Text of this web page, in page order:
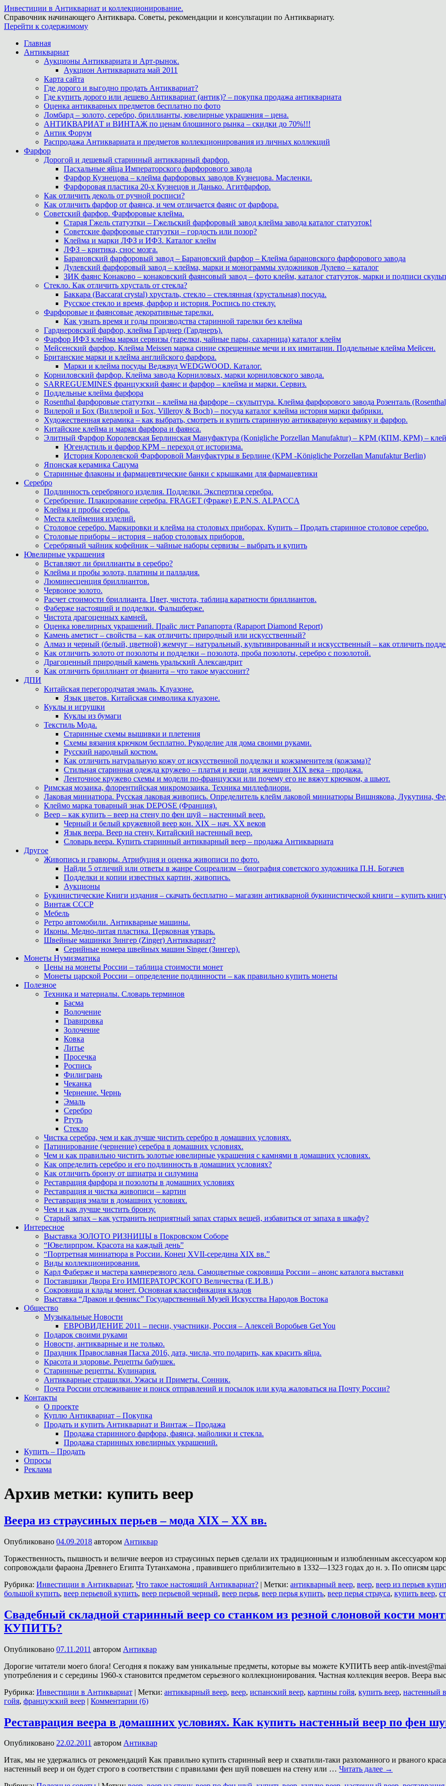
Инвестиции в Антиквариат и коллекционирование.
Справочник начинающего Антиквара. Советы, рекомендации и консультации по Антиквариату.
Перейти к содержимому
Главная
Антиквариат
Аукционы Антиквариата и Арт-рынок.
Аукцион Антиквариата май 2011
Карта сайта
Где дорого и выгодно продать Антиквариат?
Где купить дорого или дешево Антиквариат (антик)? – покупка продажа антиквариата
Оценка антикварных предметов бесплатно по фото
Ломбард – золото, серебро, бриллианты, ювелирные украшения – цена.
АНТИКВАРИАТ и ВИНТАЖ по ценам блошиного рынка – скидки до 70%!!!
Антик Форум
Распродажа Антиквариата и предметов коллекционирования из личных коллекций
Фарфор
Дорогой и дешевый старинный антикварный фарфор.
Пасхальные яйца Императорского фарфорового завода
Фарфор Кузнецова – клейма фарфоровых заводов Кузнецова. Масленки.
Фарфоровая пластика 20-х Кузнецов и Данько. Агитфарфор.
Как отличить деколь от ручной росписи?
Как отличить фарфор от фаянса, и чем отличается фаянс от фарфора.
Советский фарфор. Фарфоровые клейма.
Старая Гжель статуэтки – Гжельский фарфоровый завод клейма завода каталог статуэток!
Советские фарфоровые статуэтки – гордость или позор?
Клейма и марки ЛФЗ и ИФЗ. Каталог клейм
ЛФЗ – критика, снос мозга.
Барановский фарфоровый завод – Барановский фарфор – Клейма барановского фарфорового завода
Дулевский фарфоровый завод – клейма, марки и монограммы художников Дулево – каталог
ЗИК фаянс Конаково – конаковский фаянсовый завод – фото клейм, каталог статуэток, марки и подписи
Стекло. Как отличить хрусталь от стекла?
Баккара (Baccarat crystal) хрусталь, стекло – стеклянная (хрустальная) посуда.
Русское стекло и время, фарфор и история. Роспись по стеклу.
Фарфоровые и фаянсовые декоративные тарелки.
Как узнать время и годы производства старинной тарелки без клейма
Гарднеровский фарфор, клейма Гарднер (Гарднеръ).
Фарфор ИФЗ клейма марки сервизы (тарелки, чайные пары, сахарница) каталог клейм
Мейсенский фарфор. Клейма Meissen марка синие скрещенные мечи и их имитации. Поддельные клейма Мейсен.
Британские марки и клейма английского фарфора.
Марки и клейма посуды Веджвуд WEDGWOOD. Каталог.
Корниловский фарфор. Клейма завода Корниловых, марки корниловского завода.
SARREGUEMINES французский фаянс и фарфор – клейма и марки. Сервиз.
Поддельные клейма фарфора
Rosenthal фарфоровые статуэтки – клейма на фарфоре – скульптура. Клейма фарфорового завода Розенталь
Вилерой и Бох (Виллерой и Бох, Villeroy & Boch) – посуда каталог клейма история марки фабрики.
Художественная керамика – как выбрать, смотреть и купить старинную антикварную керамику и фарфор.
Китайские клейма и марки фарфора и фаянса.
Элитный Фарфор Королевская Берлинская Мануфактура (Konigliche Porzellan Manufaktur) – KPM (КПМ, КРМ) –
Югендстиль и фарфор KPM – переход от историзма.
История Королевской Фарфоровой Мануфактуры в Берлине (KPM -Königliche Porzellan Manufaktur Berlin)
Японская керамика Сацума
Старинные флаконы и фармацевтические банки с крышками для фармацевтики
Серебро
Подлинность серебряного изделия. Подделки. Экспертиза серебра.
Серебрение. Плакирование серебра. FRAGET (Фраже) E.P.N.S. ALPACCA
Клейма и пробы серебра.
Места клеймения изделий.
Столовое серебро. Маркировки и клейма на столовых приборах. Купить – Продать старинное столовое серебро.
Столовые приборы – история – набор столовых приборов.
Серебряный чайник кофейник – чайные наборы сервизы – выбрать и купить
Ювелирные украшения
Вставляют ли бриллианты в серебро?
Клейма и пробы золота, платины и палладия.
Люминесценция бриллиантов.
Червоное золото.
Расчет стоимости бриллианта. Цвет, чистота, таблица каратности бриллиантов.
Фаберже настоящий и подделки. Фальшберже.
Чистота драгоценных камней.
Оценка ювелирных украшений. Прайс лист Рапапорта (Rapaport Diamond Report)
Камень аметист – свойства – как отличить: природный или искусственный?
Алмаз и черный (белый, цветной) жемчуг – натуральный, культивированный и искусственный – как отличить
Как отличить золото от позолоты и подделки – позолота, проба позолоты, серебро с позолотой.
Драгоценный природный камень уральский Александрит
Как отличить бриллиант от фианита – что такое муассонит?
ДПИ
Китайская перегородчатая эмаль. Клуазоне.
Язык цветов. Китайская символика клуазоне.
Куклы и игрушки
Куклы из бумаги
Текстиль Мода.
Старинные схемы вышивки и плетения
Схемы вязания крючком бесплатно. Рукоделие для дома своими руками.
Русский народный костюм.
Как отличить натуральную кожу от искусственной подделки и кожзаменителя (кожзама)?
Стильная старинная одежда кружево – платья и вещи для женщин XIX века – продажа.
Ленточное кружево схемы и модели по-французски или почему его не вяжут крючком, а шьют.
Римская мозаика, флорентийская микромозаика. Техника миллефлиори.
Лаковая миниатюра. Русская лаковая живопись. Определитель клейм лаковой миниатюры Вишнякова, Лукутина,
Клеймо марка товарный знак DEPOSE (Франция).
Веер – как купить – веер на стену по фен шуй – настенный веер.
Черный и белый кружевной веер кон. XIX – нач. XX веков
Язык веера. Веер на стену. Китайский настенный веер.
Словарь веера. Купить старинный антикварный веер – продажа Антиквариата
Другое
Живопись и гравюры. Атрибуция и оценка живописи по фото.
Найди 5 отличий или ответы в жанре Соцреализм – биография советского художника П.Н. Богачев
Подделки и копии известных картин, живопись.
Аукционы
Букинистические Книги издания – скачать бесплатно – магазин антикварной букинистической книги – купить
Винтаж СССР
Мебель
Ретро автомобили. Антикварные машины.
Иконы. Медно-литая пластика. Церковная утварь.
Швейные машинки Зингер (Zinger) Антиквариат?
Серийные номера швейных машин Singer (Зингер).
Монеты Нумизматика
Цены на монеты России – таблица стоимости монет
Монеты царской России – определение подлинности – как правильно купить монеты
Полезное
Техника и материалы. Словарь терминов
Басма
Волочение
Гравировка
Золочение
Ковка
Литье
Просечка
Роспись
Филигрань
Чеканка
Чернение. Чернь
Эмаль
Серебро
Ртуть
Стекло
Чистка серебра, чем и как лучше чистить серебро в домашних условиях.
Патинирование (чернение) серебра в домашних условиях.
Чем и как правильно чистить золотые ювелирные украшения с камнями в домашних условиях.
Как определить серебро и его подлинность в домашних условиях?
Как отличить бронзу от шпиатра и силумина
Реставрация фарфора и позолоты в домашних условиях
Реставрация и чистка живописи – картин
Реставрация эмали в домашних условиях.
Чем и как лучше чистить бронзу.
Старый запах – как устранить неприятный запах старых вещей, избавиться от запаха в шкафу?
Интересное
Выставка ЗОЛОТО РИЗНИЦЫ в Покровском Соборе
“Ювелирпром. Красота на каждый день”
“Портретная миниатюра в России. Конец XVII-середина XIX вв.”
Виды коллекционирования.
Карл Фаберже и мастера камнерезного дела. Самоцветные сокровища России – анонс каталога выставки
Поставщики Двора Его ИМПЕРАТОРСКОГО Величества (Е.И.В.)
Сокровища и клады монет. Основная классификация кладов
Выставка “Дракон и феникс” Государственный Музей Искусства Народов Востока
Общество
Музыкальные Новости
ЕВРОВИДЕНИЕ 2011 – песни, участники, Россия – Алексей Воробьев Get You
Подарок своими руками
Новости, антикварные и не только.
Праздник Православная Пасха 2016, дата, числа, что подарить, как красить яйца.
Красота и здоровье. Рецепты бабушек.
Старинные рецепты. Кулинария.
Антикварные страшилки. Ужасы и Приметы. Сонник.
Почта России отслеживание и поиск отправлений и посылок или куда жаловаться на Почту России?
Контакты
О проекте
Куплю Антиквариат – Покупка
Продать и купить Антиквариат и Винтаж – Продажа
Продажа старинного фарфора, фаянса, майолики и стекла.
Продажа старинных ювелирных украшений.
Купить – Продать
Опросы
Реклама
Архив метки: купить веер
Веера из страусиных перьев – мода XIX – XX вв.
Опубликовано 04.09.2018 автором Антиквар
Торжественность, пышность и величие вееров из страусиных перьев сделали их традиционным и излюбленным аксессуаром
сопровождали фараона Древнего Египта Тутанхамона , правившего приблизительно в 1332—1323 годах до н. э. По описям
Рубрика: Инвестиции в Антиквариат, Что такое настоящий Антиквариат? | Метки: антикварный веер, веер, веер из перьев
большой купить, веер перьевой купить, веер перьевой черный, веер перья, веер перья купить, веер перья страуса, купить веер,
Свадебный складной старинный веер со станком из резной слоновой кости
КУПИТЬ?
Опубликовано 07.11.2011 автором Антиквар
Дорогие читатели моего блога! Сегодня я покажу вам уникальные предметы, которые вы можете КУПИТЬ веер antik-
употребления и с середины 1960-х становится предметом серьезного коллекционирования. Частная коллекция вееров. Веера
Рубрика: Инвестиции в Антиквариат | Метки: антикварный веер, веер, испанский веер, картины гойя, купить веер, настенный
гойя, французский веер | Комментарии (6)
Реставрация веера в домашних условиях. Как купить настенный веер по фен
Опубликовано 22.02.2011 автором Антиквар
Итак, мы не удержались от рекомендаций Как правильно купить старинный веер и схватили-таки разломанного и рваного
настенный веер и он будет строго в соответствии с правилами фен шуй повешен на стену или … Читать далее →